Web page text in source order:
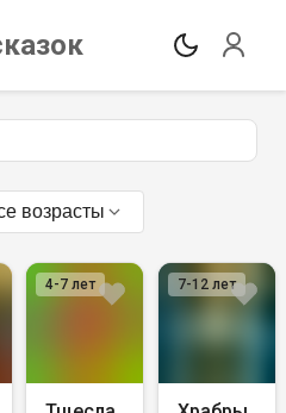
возрасты
4-7 лет 7-12лет